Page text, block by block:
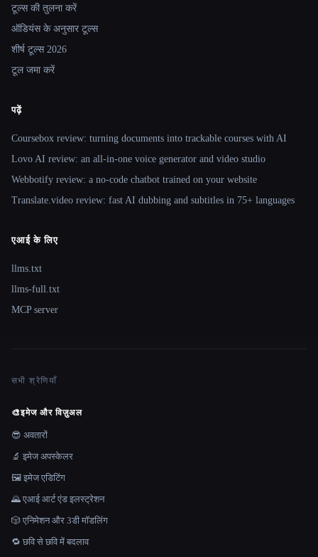
टूल्स की तुलना करें
ऑडियंस के अनुसार टूल्स
शीर्ष टूल्स 2026
टूल जमा करें
पढ़ें
Coursebox review: turning documents into trackable courses with AI
Lovo AI review: an all-in-one voice generator and video studio
Webbotify review: a no-code chatbot trained on your website
Translate.video review: fast AI dubbing and subtitles in 75+ languages
एआई के लिए
llms.txt
llms-full.txt
MCP server
सभी श्रेणियाँ
🎨इमेज और विज़ुअल
😎 अवतारों
🔬 इमेज अपस्केलर
🖼️ इमेज एडिटिंग
🌄 एआई आर्ट एंड इलस्ट्रेशन
🎲 एनिमेशन और 3डी मॉडलिंग
🔁 छवि से छवि में बदलाव